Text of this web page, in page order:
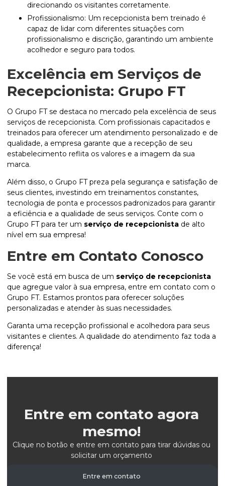
direcionando os visitantes corretamente.
Profissionalismo: Um recepcionista bem treinado é
capaz de lidar com diferentes situações com
profissionalismo e discrição, garantindo um ambiente
acolhedor e seguro para todos.
Excelência em Serviços de
Recepcionista: Grupo FT
O Grupo FT se destaca no mercado pela excelência de seus
serviços de recepcionista. Com profissionais capacitados e
treinados para oferecer um atendimento personalizado e de
qualidade, a empresa garante que a recepção de seu
estabelecimento reflita os valores e a imagem da sua
marca.
Além disso, o Grupo FT preza pela segurança e satisfação de
seus clientes, investindo em treinamentos constantes,
tecnologia de ponta e processos padronizados para garantir
a eficiência e a qualidade de seus serviços. Conte com o
Grupo FT para ter um serviço de recepcionista de alto
nível em sua empresa!
Entre em Contato Conosco
Se você está em busca de um serviço de recepcionista
que agregue valor à sua empresa, entre em contato com o
Grupo FT. Estamos prontos para oferecer soluções
personalizadas e atender às suas necessidades.
Garanta uma recepção profissional e acolhedora para seus
visitantes e clientes. A qualidade do atendimento faz toda a
diferença!
Entre em contato agora
mesmo!
Clique no botão e entre em contato para tirar dúvidas ou
solicitar um orçamento
Entre em contato